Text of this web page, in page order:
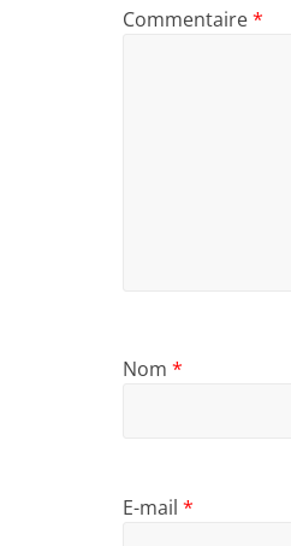
Commentaire*
Nom *
E-mail *